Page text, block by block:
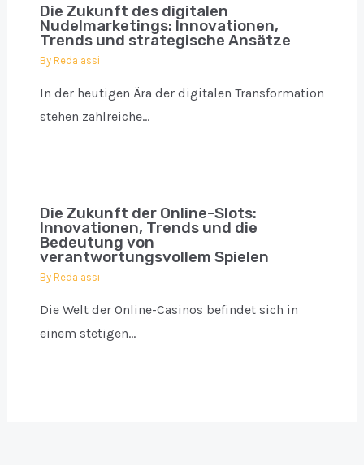
Die Zukunft des digitalen
Nudelmarketings: Innovationen,
Trends und strategische Ansätze
By Reda assi
In der heutigen Ära der digitalen Transformation
stehen zahlreiche…
Die Zukunft der Online-Slots:
Innovationen, Trends und die
Bedeutung von
verantwortungsvollem Spielen
By Reda assi
Die Welt der Online-Casinos befindet sich in
einem stetigen…